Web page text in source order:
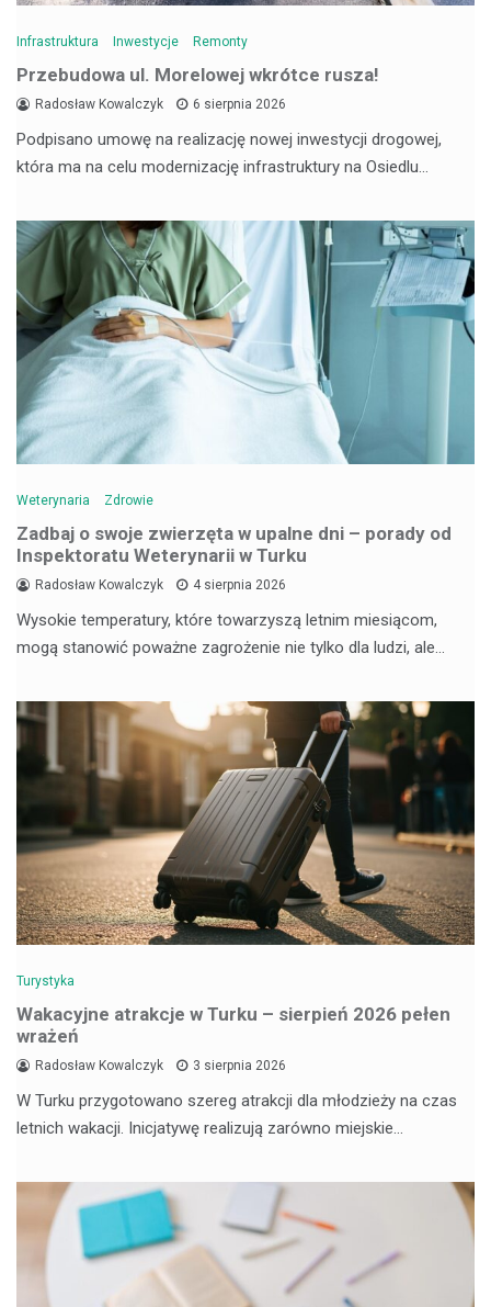
Infrastruktura Inwestycje Remonty
Przebudowa ul. Morelowej wkrótce rusza!
Radosław Kowalczyk 6 sierpnia 2026
Podpisano umowę na realizację nowej inwestycji drogowej,
która ma na celu modernizację infrastruktury na Osiedlu…
Weterynaria Zdrowie
Zadbaj o swoje zwierzęta w upalne dni – porady od
Inspektoratu Weterynarii w Turku
Radosław Kowalczyk 4 sierpnia 2026
Wysokie temperatury, które towarzyszą letnim miesiącom,
mogą stanowić poważne zagrożenie nie tylko dla ludzi, ale…
Turystyka
Wakacyjne atrakcje w Turku – sierpień 2026 pełen
wrażeń
Radosław Kowalczyk 3 sierpnia 2026
W Turku przygotowano szereg atrakcji dla młodzieży na czas
letnich wakacji. Inicjatywę realizują zarówno miejskie…